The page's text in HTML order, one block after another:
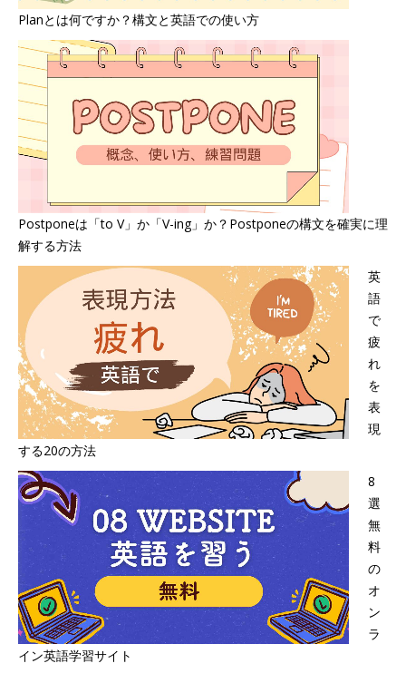
Planとは何ですか？構文と英語での使い方
Postponeは「to V」か「V-ing」か？Postponeの構文を確実に理
解する方法
英
語
で
疲
れ
を
表
現
する20の方法
8
選
無
料
の
オ
ン
ラ
イン英語学習サイト